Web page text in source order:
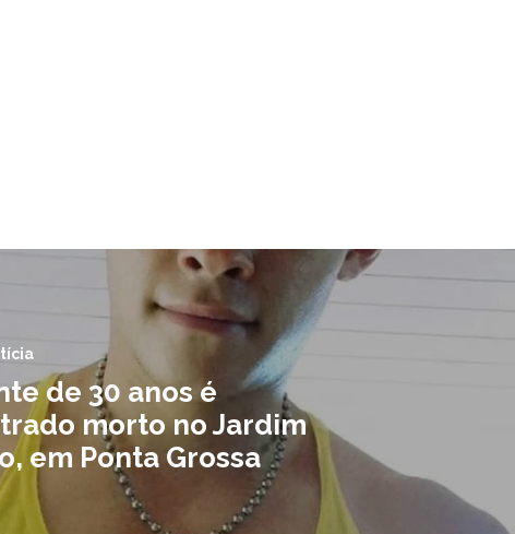
de 30 anos é
morto no Jardim
em Ponta Grossa